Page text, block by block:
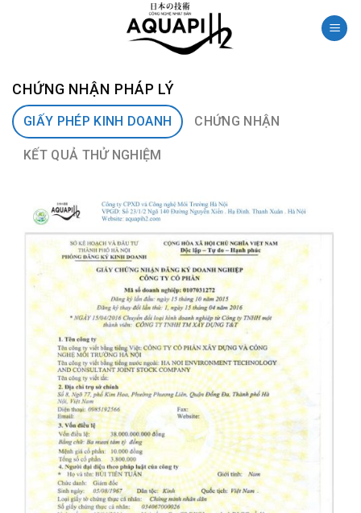
CHỨNG NHẬN PHÁP LÝ
GIẤY PHÉP KINH DOANH CHỨNG NHẬN
KẾT QUẢ THỬ NGHIỆM